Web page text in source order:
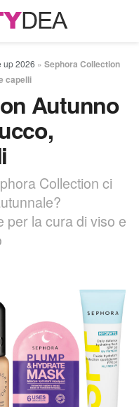
up 2026 » Sephora Collection
capelli
Autunno
Collection ci
per la cura di viso e